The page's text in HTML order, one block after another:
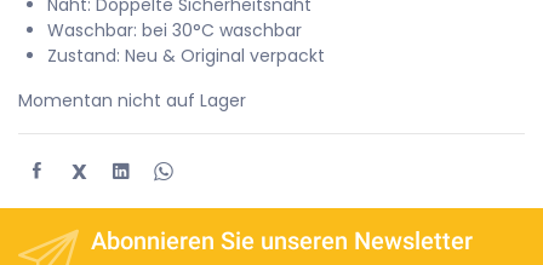
Waschbar: bei 30°C waschbar
Zustand: Neu & Original verpackt
Momentan nicht auf Lager
X
Abonnieren Sie unseren Newsletter